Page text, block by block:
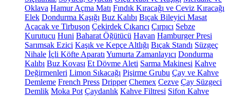
Oklava Hamur Açma Matı Fındık Kıracağı ve Ceviz Kıracağı
Elek Dondurma Kaşığı Buz Kalıbı Bıçak Bileyici Masat
Açacak ve Tirbuşon Çekirdek Çıkarıcı Çırpıcı Sebze
Kurutucu Huni Baharat Öğütücü Havan Hamburger Presi
Sarımsak Ezici Kaşık ve Kepçe Altlığı Bıçak Standı Süzgeç
Nihale İçli Köfte Aparatı Yumurta Zamanlayıcı Dondurma
Kalıbı Buz Kovası Et Dövme Aleti Sarma Makinesi Kahve
Değirmenleri Limon Sıkacağı Pişirme Grubu Çay ve Kahve
Demleme French Press Dripper Chemex Cezve Çay Süzgeci
Demlik Moka Pot Çaydanlık Kahve Filtresi Sifon Kahve